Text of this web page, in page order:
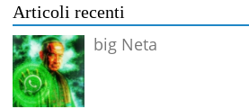
Articoli recenti
big Neta